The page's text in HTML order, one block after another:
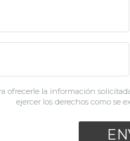
ofrecerle la información
ejercer los derechos como se